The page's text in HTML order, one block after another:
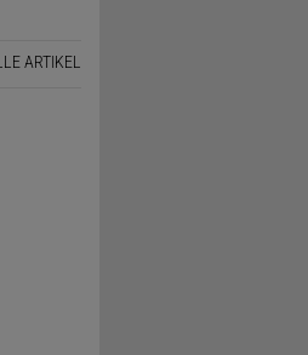
ARTIKEL